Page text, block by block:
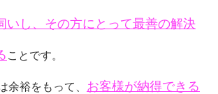
いし、その方にとって最善の解決
ことです。
余裕をもって、 お客様が納得できる